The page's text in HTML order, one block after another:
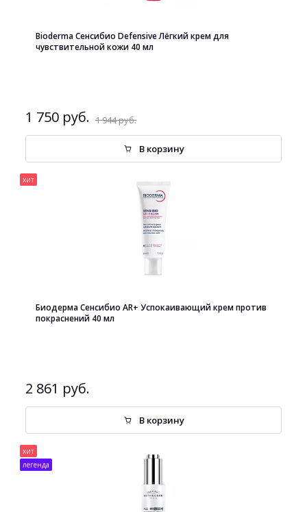
Bioderma Сенсибио Defensive Лёгкий крем для
чувствительной кожи 40 мл
1 750 руб. 1 944 руб.
В корзину
хит
Биодерма Сенсибио AR+ Успокаивающий крем против
покраснений 40 мл
2 861 руб.
В корзину
хит
легенда